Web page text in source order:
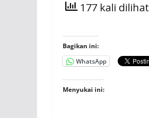
177 kali dilihat
Bagikan ini:
WhatsApp
Menyukai ini: